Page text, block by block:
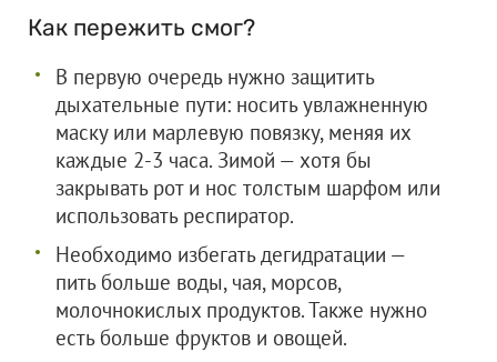
Как пережить смог?
В первую очередь нужно защитить
дыхательные пути: носить увлажненную
маску или марлевую повязку, меняя их
каждые 2-3 часа. Зимой — хотя бы
закрывать рот и нос толстым шарфом или
использовать респиратор.
Необходимо избегать дегидратации —
пить больше воды, чая, морсов,
молочнокислых продуктов. Также нужно
есть больше фруктов и овощей.